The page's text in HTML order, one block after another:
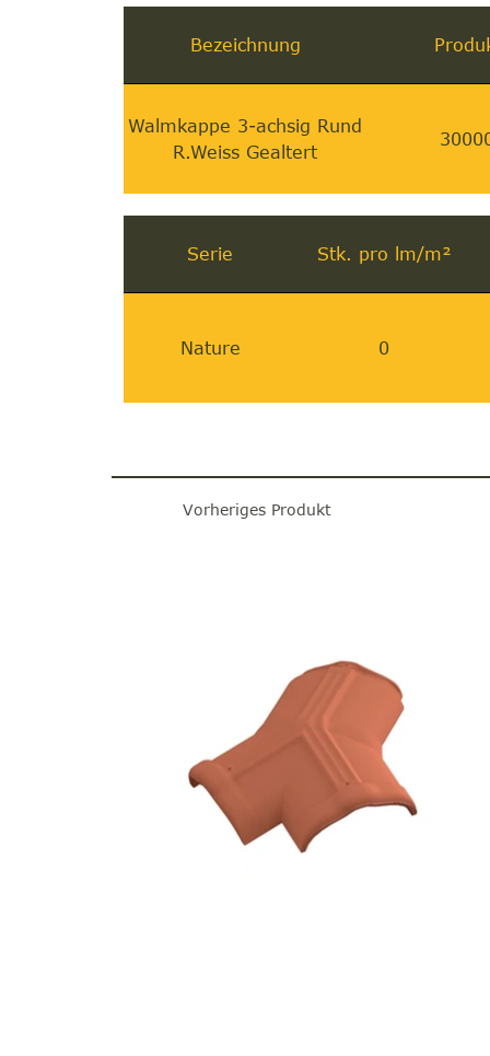
Bezeichnung
Walmkappe 3-achsig Rund
R.Weiss Gealtert
Serie Stk. pro lm/m²
Nature 0
Vorheriges Produkt